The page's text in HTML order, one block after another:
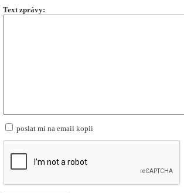
Text zprávy:
poslat mi na email kopii